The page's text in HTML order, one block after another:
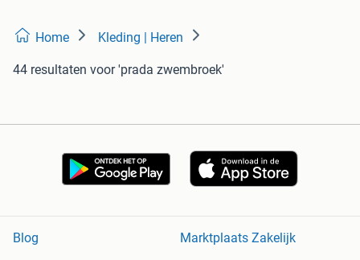
Home Kleding | Heren
44 resultaten voor 'prada zwembroek'
Blog
Marktplaats Zakelijk